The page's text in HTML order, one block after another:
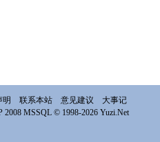
明 联系本站 意见建议
大事记
2008 MSSQL © 1998-2026 Yuzi.Net